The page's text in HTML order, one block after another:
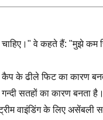
वे कहते हैं: "मुझे कम
के ढीले फिट का कारण
सतहों का कारण बनता है।
वाइंडिंग के लिए असेंबली